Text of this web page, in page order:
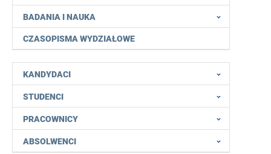
BADANIA I NAUKA
CZASOPISMA WYDZIAŁOWE
KANDYDACI
STUDENCI
PRACOWNICY
ABSOLWENCI